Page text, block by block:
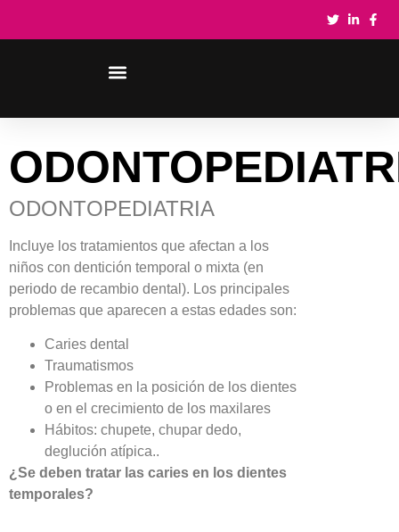
ODONTOPEDIATRIA
Incluye los tratamientos que afectan a los
niños con dentición temporal o mixta (en
periodo de recambio dental). Los principales
problemas que aparecen a estas edades son:
Caries dental
Traumatismos
Problemas en la posición de los dientes
o en el crecimiento de los maxilares
Hábitos: chupete, chupar dedo,
deglución atípica..
¿Se deben tratar las caries en los dientes
temporales?